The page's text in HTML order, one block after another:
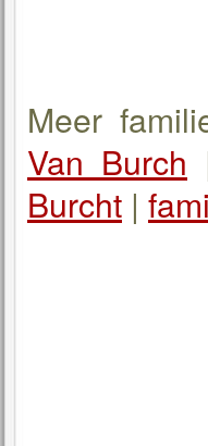
Meer
Van Burch
Burcht |